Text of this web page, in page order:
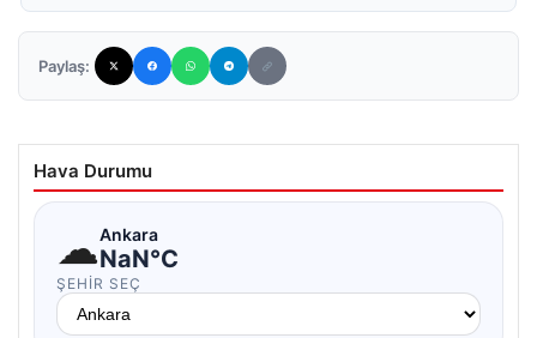
Paylaş:
Hava Durumu
☁Ankara
NaN°C
ŞEHIR SEÇ